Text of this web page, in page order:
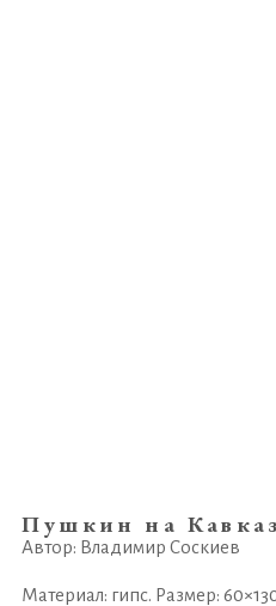
Пушкин на
Автор: Владимир Соскиев
Материал: гипс. Размер: